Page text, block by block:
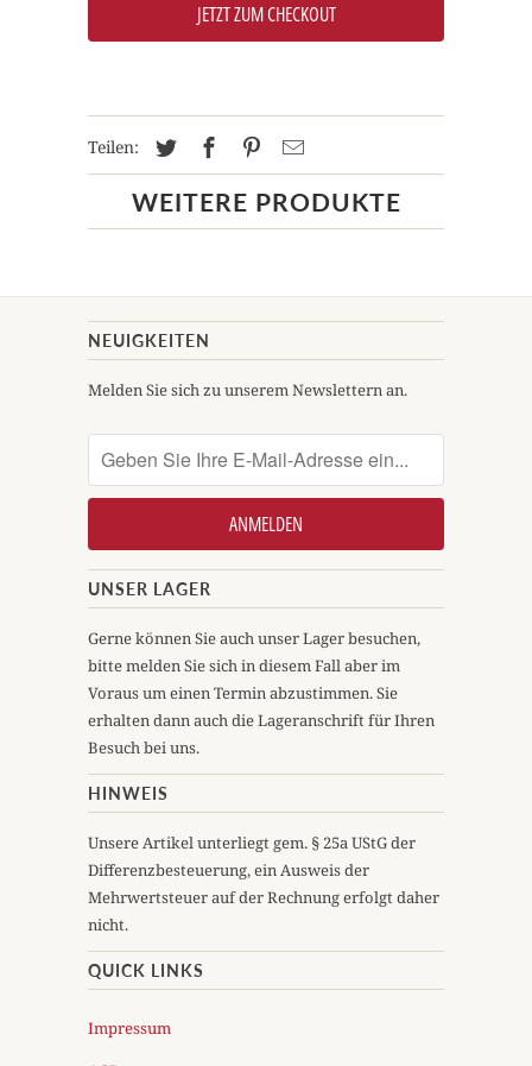
JETZT ZUM CHECKOUT
Teilen:
WEITERE PRODUKTE
NEUIGKEITEN
Melden Sie sich zu unserem Newslettern an.
UNSER LAGER
Gerne können Sie auch unser Lager besuchen,
bitte melden Sie sich in diesem Fall aber im
Voraus um einen Termin abzustimmen. Sie
erhalten dann auch die Lageranschrift für Ihren
Besuch bei uns.
HINWEIS
Unsere Artikel unterliegt gem. § 25a UStG der
Differenzbesteuerung, ein Ausweis der
Mehrwertsteuer auf der Rechnung erfolgt daher
nicht.
QUICK LINKS
Impressum